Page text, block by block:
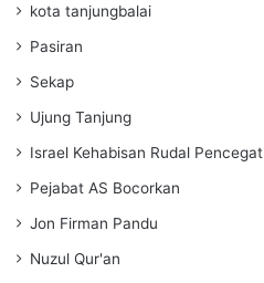
kota tanjungbalai
Pasiran
Sekap
Ujung Tanjung
Israel Kehabisan Rudal Pencegat
Pejabat AS Bocorkan
Jon Firman Pandu
Nuzul Qur'an